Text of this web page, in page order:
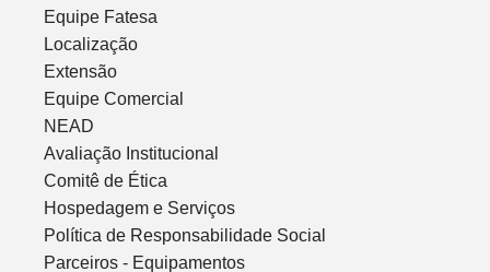
Equipe Fatesa
Localização
Extensão
Equipe Comercial
NEAD
Avaliação Institucional
Comitê de Ética
Hospedagem e Serviços
Política de Responsabilidade Social
Parceiros - Equipamentos